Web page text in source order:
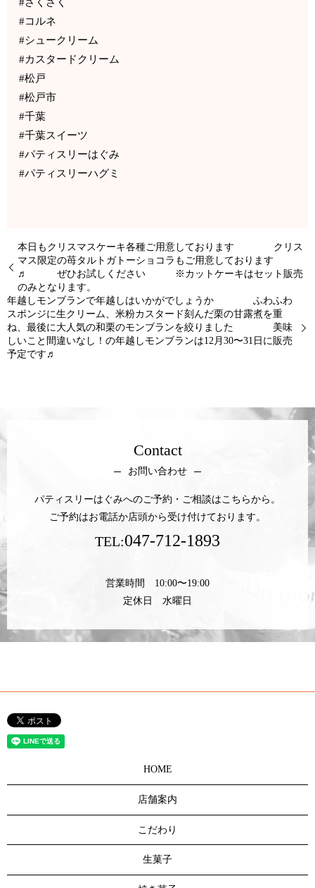
#コルネ
#シュークリーム
#カスタードクリーム
#松戸
#松戸市
#千葉
#千葉スイーツ
#パティスリーはぐみ
#パティスリーハグミ
本日もクリスマスケーキ各種ご用意しております クリス
マス限定の苺タルトガトーショコラもご用意しております
♬ ぜひお試しください ※カットケーキはセット販売
のみとなります。
年越しモンブランで年越しはいかがでしょうか ふわふわ
スポンジに生クリーム、米粉カスタード刻んだ栗の甘露煮を重
ね、最後に大人気の和栗のモンブランを絞りました 美味
しいこと間違いなし！の年越しモンブランは12月30〜31日に販売
予定です♬
Contact
お問い合わせ
パティスリーはぐみへのご予約・ご相談はこちらから。
ご予約はお電話か店頭から受け付けております。
TEL:047-712-1893
営業時間 10:00〜19:00
定休日 水曜日
HOME
店舗案内
こだわり
生菓子